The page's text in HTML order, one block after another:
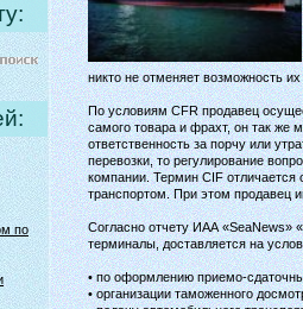
по
никто не отменяет возможность
По условиям CFR продавец
самого товара и фрахт, он так же
ответственность за порчу или
перевозки, то регулирование
компании. Термин CIF отличается
транспортом. При этом продавец
Согласно отчету ИАА «SeaNews»
терминалы, доставляется на
• по оформлению приемо-
• организации таможенного